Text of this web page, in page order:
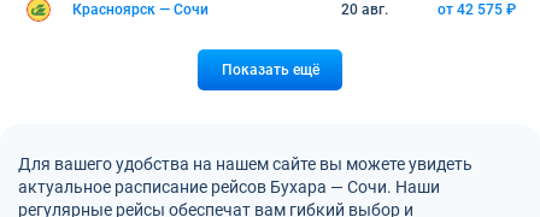
Красноярск — Сочи 20 авг. от 42 575 ₽
Показать ещё
Для вашего удобства на нашем сайте вы можете увидеть
актуальное расписание рейсов Бухара — Сочи. Наши
регулярные рейсы обеспечат вам гибкий выбор и